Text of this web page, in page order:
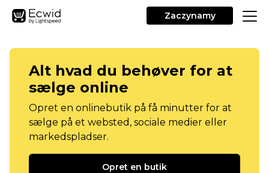
Zaczynamy
Alt hvad du behøver for at
sælge online
Opret en onlinebutik på få minutter for at
sælge på et websted, sociale medier eller
markedspladser.
Opret en butik